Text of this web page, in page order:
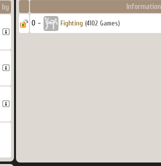
by Information
0 - Fighting (4102 Games)